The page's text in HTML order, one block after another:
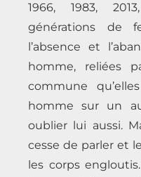
1966, 1983,
générations de
l’absence et
homme, reliées
commune
homme sur un
oublier lui aussi.
cesse de parler et
les corps